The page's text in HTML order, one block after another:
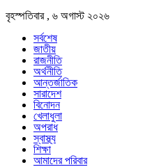
বৃহস্পতিবার , ৬ অগাস্ট ২০২৬
সর্বশেষ
জাতীয়
রাজনীতি
অর্থনীতি
আন্তর্জাতিক
সারাদেশ
বিনোদন
খেলাধুলা
অপরাধ
স্বাস্থ্য
শিক্ষা
আমাদের পরিবার